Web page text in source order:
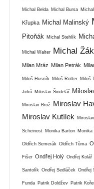
Michal Belda Michal Bursa
Křupka Michal Malinský
Pitoňák
Michal Stehlík
Michal Walter Michal Žák
Milan Mráz Milan Petrák
Miloš Husník Miloš Rotter Miloš
Jirků Miloslav Šindelář
Miroslav Brož Miroslav
Miroslav Kutílek
Scheinost Monika Barton Monika
Oldřich Semerák Oldřich Tůma
Fišer Ondřej Holý Ondřej Kolář
Santolík Ondřej Sedláček Ondřej
Funda Patrik Doldžev Patrik